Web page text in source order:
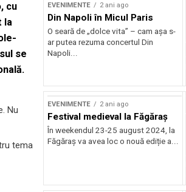
, cu
la
se
Nu
tema
EVENIMENTE 2 ani ago
Din Napoli în Micul Paris
O seară de „dolce vita” – cam așa s-
ar putea rezuma concertul Din
Napoli...
EVENIMENTE 2 ani ago
Festival medieval la Făgăraș
În weekendul 23-25 august 2024, la
Făgăraș va avea loc o nouă ediție a...